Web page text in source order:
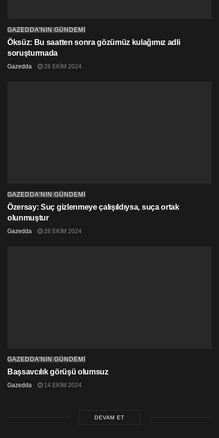
GAZEDDA'NIN GÜNDEMİ
Öksüz: Bu saatten sonra gözümüz kulağımız adli
soruşturmada
Gazedda 28 EKIM 2024
GAZEDDA'NIN GÜNDEMİ
Özersay: Suç gizlenmeye çalışıldıysa, suça ortak
olunmuştur
Gazedda 28 EKIM 2024
GAZEDDA'NIN GÜNDEMİ
Başsavcılık görüşü olumsuz
Gazedda 14 EKIM 2024
DEVAM ET